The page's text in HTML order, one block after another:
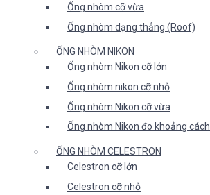
Ống nhòm cỡ vừa
Ống nhòm dạng thẳng (Roof)
ỐNG NHÒM NIKON
Ống nhòm Nikon cỡ lớn
Ống nhòm nikon cỡ nhỏ
Ống nhòm Nikon cỡ vừa
Ống nhòm Nikon đo khoảng cách
ỐNG NHÒM CELESTRON
Celestron cỡ lớn
Celestron cỡ nhỏ